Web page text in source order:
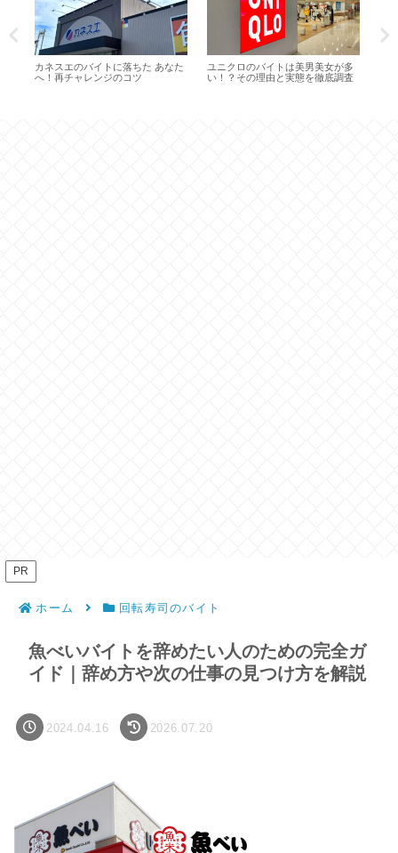
カネスエのバイトに落ちた あなた
へ！再チャレンジのコツ
ユニクロのバイトは美男美女が多
い！？その理由と実態を徹底調査
PR
ホーム 回転寿司のバイト
魚べいバイトを辞めたい人のための完全ガ
イド｜辞め方や次の仕事の見つけ方を解説
2024.04.16 2026.07.20